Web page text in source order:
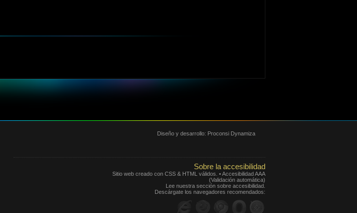
Diseño y desarrollo: Proconsi Dynamiza
Sobre la accesibilidad
Sitio web creado con CSS & HTML válidos. • Accesibilidad AAA
(Validación automática)
Lee nuestra sección sobre accesibilidad.
Descárgate los navegadores recomendados: